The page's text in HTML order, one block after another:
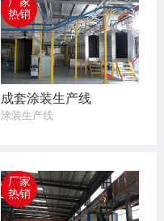
热销
成套涂装生产线
涂装生产线
厂家
热销